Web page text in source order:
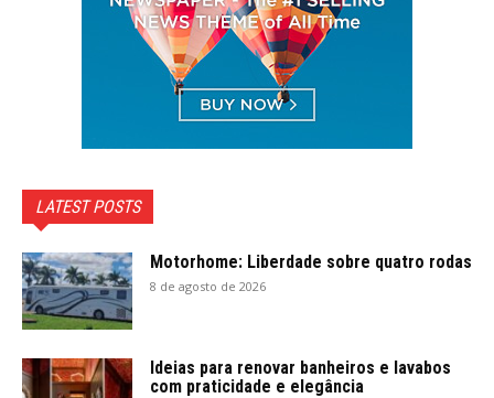
LATEST POSTS
Motorhome: Liberdade sobre quatro rodas
8 de agosto de 2026
Ideias para renovar banheiros e lavabos
com praticidade e elegância